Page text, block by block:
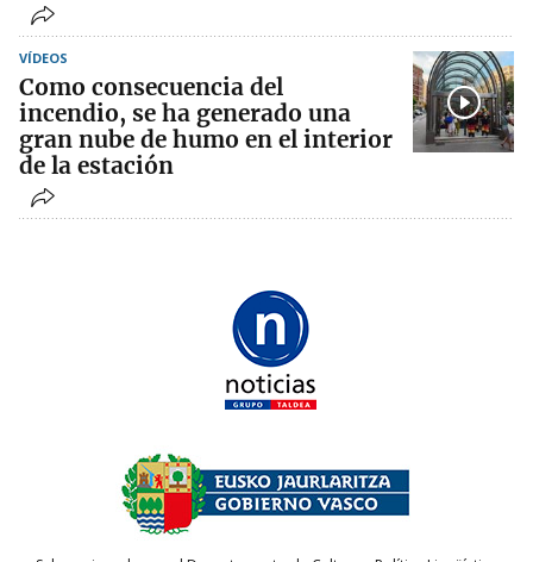
VÍDEOS
Como consecuencia del
incendio, se ha generado una
gran nube de humo en el interior
de la estación